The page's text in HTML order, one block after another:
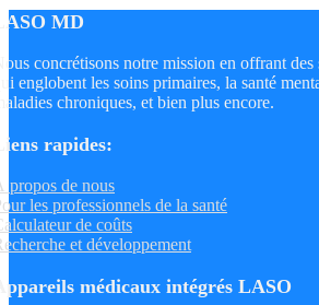
MD
concrétisons notre mission en offrant
englobent les soins primaires, la santé
chroniques, et bien plus encore.
rapides:
propos de nous
les professionnels de la santé
de coûts
et développement
médicaux intégrés LASO